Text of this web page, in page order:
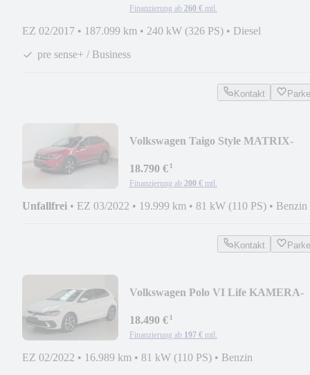
Finanzierung ab 260 € mtl.
EZ 02/2017 • 187.099 km • 240 kW (326 PS) • Diesel
pre sense+ / Business
Kontakt
Volkswagen Taigo Style MATRIX-
L+S
18.790 €¹
Finanzierung ab 200 € mtl.
Unfallfrei • EZ 03/2022 • 19.999 km • 81 kW (110 PS) • Benzin
Kontakt
Volkswagen Polo VI Life KAMERA-
18.490 €¹
Finanzierung ab 197 € mtl.
EZ 02/2022 • 16.989 km • 81 kW (110 PS) • Benzin